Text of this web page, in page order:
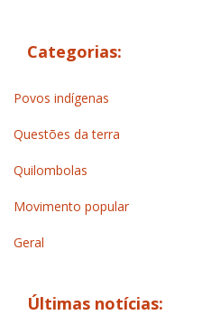
Categorias:
Povos indígenas
Questões da terra
Quilombolas
Movimento popular
Geral
Últimas notícias: